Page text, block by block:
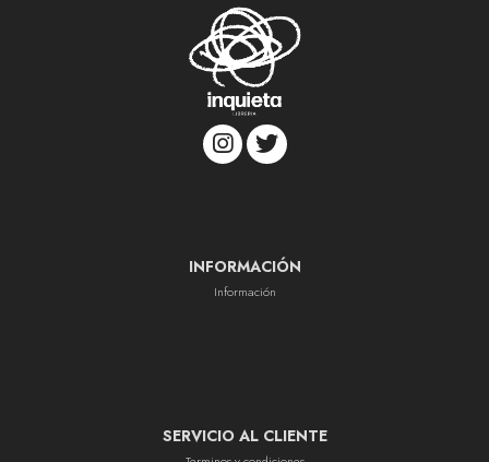
INFORMACIÓN
Información
SERVICIO AL CLIENTE